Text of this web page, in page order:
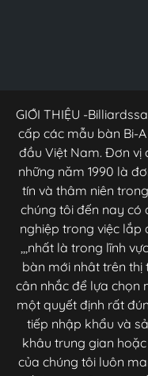
GIỚI THIỆU -
cấp các mẫu bàn Bi-
đầu Việt Nam. Đơn vị
những năm 1990 là
tín và thâm niên
chúng tôi đến nay có
nghiệp trong việc lắp
,,,nhất là trong lĩnh
bàn mới nhât trên
cân nhắc để lựa chọn
một quyết định rất
tiếp nhập khẩu và
khâu trung gian
của chúng tôi luôn